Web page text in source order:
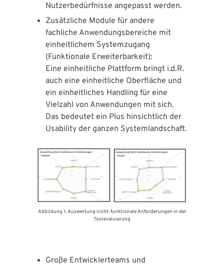
Nutzerbedürfnisse angepasst werden.
Zusätzliche Module für andere
fachliche Anwendungsbereiche mit
einheitlichem Systemzugang
(Funktionale Erweiterbarkeit):
Eine einheitliche Plattform bringt i.d.R.
auch eine einheitliche Oberfläche und
ein einheitliches Handling für eine
Vielzahl von Anwendungen mit sich.
Das bedeutet ein Plus hinsichtlich der
Usability der ganzen Systemlandschaft.
Abbildung 1: Auswertung nicht-funktionale Anforderungen in der
Toolevaluierung
Große Entwicklerteams und